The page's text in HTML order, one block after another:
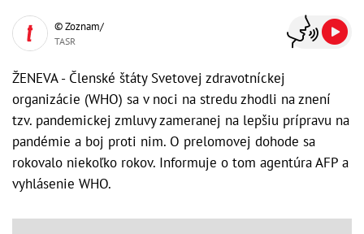
© Zoznam/
TASR
ŽENEVA - Členské štáty Svetovej zdravotníckej
organizácie (WHO) sa v noci na stredu zhodli na znení
tzv. pandemickej zmluvy zameranej na lepšiu prípravu na
pandémie a boj proti nim. O prelomovej dohode sa
rokovalo niekoľko rokov. Informuje o tom agentúra AFP a
vyhlásenie WHO.